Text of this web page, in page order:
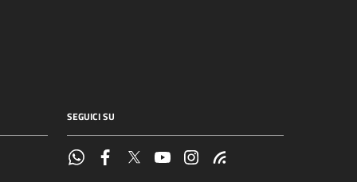
SEGUICI SU